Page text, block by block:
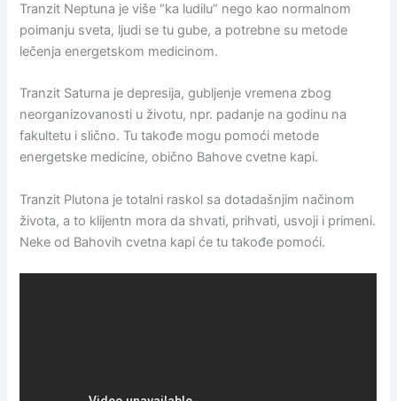
Tranzit Neptuna je više “ka ludilu” nego kao normalnom
poimanju sveta, ljudi se tu gube, a potrebne su metode
lečenja energetskom medicinom.
Tranzit Saturna je depresija, gubljenje vremena zbog
neorganizovanosti u životu, npr. padanje na godinu na
fakultetu i slično. Tu takođe mogu pomoći metode
energetske medicine, obično Bahove cvetne kapi.
Tranzit Plutona je totalni raskol sa dotadašnjim načinom
života, a to klijentn mora da shvati, prihvati, usvoji i primeni.
Neke od Bahovih cvetna kapi će tu takođe pomoći.